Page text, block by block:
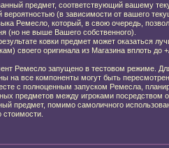
предмет, соответствующий вашему
вероятностью (в зависимости от вашего
Ремесло, который, в свою очередь,
(но не выше Вашего собственного).
ковки предмет может оказаться
своего оригинала из Магазина вплоть до
Ремесло запущено в тестовом режиме.
на все компоненты могут быть
с полноценным запуском Ремесла,
предметов между игроками посредством
предмет, помимо самоличного
стоимости.